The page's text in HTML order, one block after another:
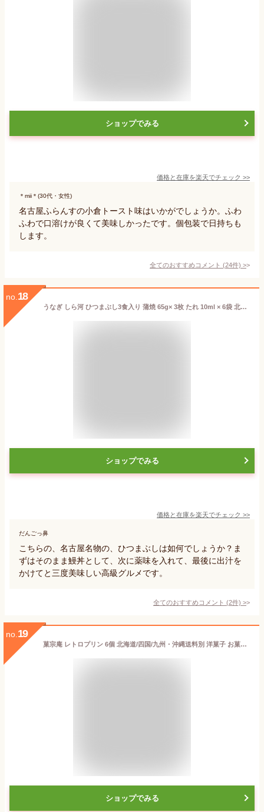
ショップでみる
価格と在庫を楽天でチェック >>
＊mii＊(30代・女性)
名古屋ふらんすの小倉トースト味はいかがでしょうか。ふわ
ふわで口溶けが良くて美味しかったです。個包装で日持ちも
します。
全てのおすすめコメント (24件) >
no. 18
うなぎ しら河 ひつまぶし3食入り 蒲焼 65g× 3枚 たれ 10ml × 6袋 北海道・沖縄送料別 蒲焼き 鰻重 ひつまぶし 名古屋名物 ウナギ うなぎ
ショップでみる
価格と在庫を楽天でチェック >>
だんごっ鼻
こちらの、名古屋名物の、ひつまぶしは如何でしょうか？ま
ずはそのまま鰻丼として、次に薬味を入れて、最後に出汁を
かけてと三度美味しい高級グルメです。
全てのおすすめコメント (2件) >
no. 19
菓宗庵 レトロプリン 6個 北海道/四国/九州・沖縄送料別 洋菓子 お菓子 スイーツ ギフト 贈答 お取り寄せ 名古屋コーチン プリン デザート かしゅうあん
ショップでみる